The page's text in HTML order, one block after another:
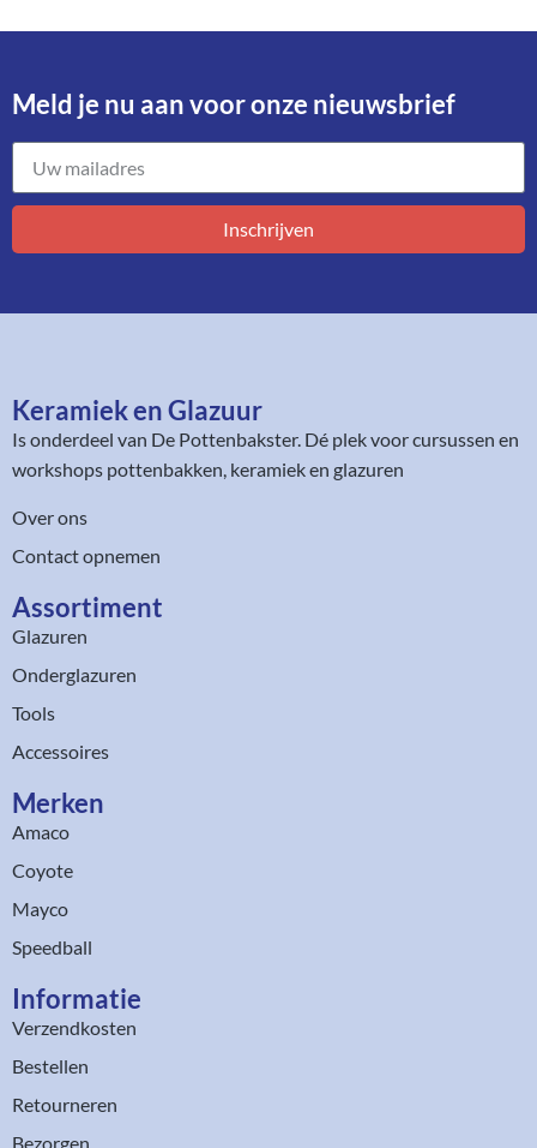
Meld je nu aan voor onze nieuwsbrief​
Inschrijven
Keramiek en Glazuur​
Is onderdeel van De Pottenbakster. Dé plek voor cursussen en
workshops pottenbakken, keramiek en glazuren
Over ons
Contact opnemen
Assortiment​
Glazuren
Onderglazuren
Tools
Accessoires
Merken
Amaco
Coyote
Mayco
Speedball
Informatie
Verzendkosten
Bestellen
Retourneren
Bezorgen